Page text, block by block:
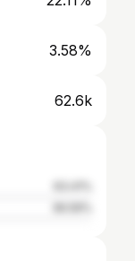
3.58%
62.6k